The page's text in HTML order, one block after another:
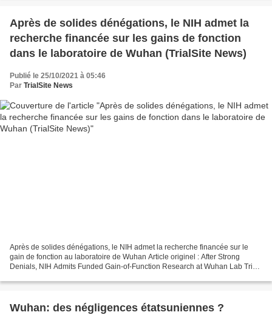
Après de solides dénégations, le NIH admet la
recherche financée sur les gains de fonction
dans le laboratoire de Wuhan (TrialSite News)
Publié le 25/10/2021 à 05:46
Par TrialSite News
Après de solides dénégations, le NIH admet la recherche financée sur le
gain de fonction au laboratoire de Wuhan Article originel : After Strong
Denials, NIH Admits Funded Gain-of-Function Research at Wuhan Lab Trial
Wuhan: des négligences étatsuniennes ?